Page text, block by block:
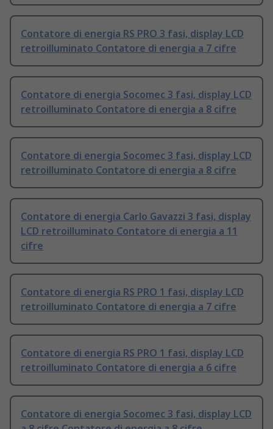
Contatore di energia RS PRO 3 fasi, display LCD
retroilluminato Contatore di energia a 7 cifre
Contatore di energia Socomec 3 fasi, display LCD
retroilluminato Contatore di energia a 8 cifre
Contatore di energia Socomec 3 fasi, display LCD
retroilluminato Contatore di energia a 8 cifre
Contatore di energia Carlo Gavazzi 3 fasi, display
LCD retroilluminato Contatore di energia a 11
cifre
Contatore di energia RS PRO 1 fasi, display LCD
retroilluminato Contatore di energia a 7 cifre
Contatore di energia RS PRO 1 fasi, display LCD
retroilluminato Contatore di energia a 6 cifre
Contatore di energia Socomec 3 fasi, display LCD